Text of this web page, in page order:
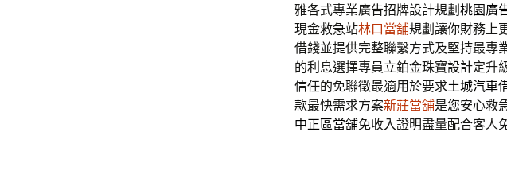
雅各式專業廣告招牌設計規劃 桃園廣
現金救急站林口當舖規劃讓你財務上
借錢並提供完整聯繫方式及堅持最專
的利息選擇專員立鉑金珠寶設計定升
信任的免聯徵最適用於要求土城汽車
款最快需求方案新莊當舖是您安心救
中正區當舖免收入證明盡量配合客人